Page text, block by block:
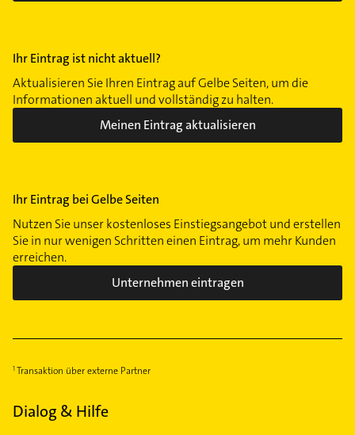
Ihr Eintrag ist nicht aktuell?
Aktualisieren Sie Ihren Eintrag auf Gelbe Seiten, um die
Informationen aktuell und vollständig zu halten.
Meinen Eintrag aktualisieren
Ihr Eintrag bei Gelbe Seiten
Nutzen Sie unser kostenloses Einstiegsangebot und erstellen
Sie in nur wenigen Schritten einen Eintrag, um mehr Kunden
erreichen.
Unternehmen eintragen
Transaktion über externe Partner
Dialog & Hilfe